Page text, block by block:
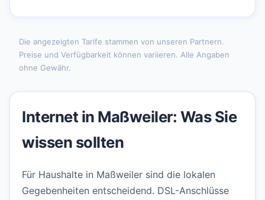
Die angezeigten Tarife stammen von unseren Partnern.
Preise und Verfügbarkeit können variieren. Alle Angaben
ohne Gewähr.
Internet in Maßweiler: Was Sie
wissen sollten
Für Haushalte in Maßweiler sind die lokalen
Gegebenheiten entscheidend. DSL-Anschlüsse